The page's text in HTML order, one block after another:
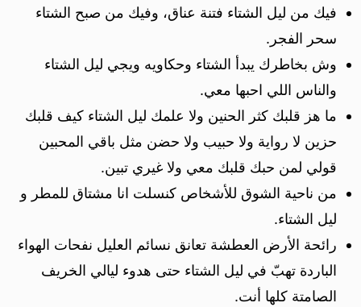
فيك من ليل الشتاء فتنة عناق، وفيك من صبح الشتاء
سحر الفجر.
وش بخاطرك يبدأ الشتاء وحكاويه ويجي ليل الشتاء
والناس اللي احبها معي.
ما هز قلبك كثر الحنين ولا علمك ليل الشتاء كيف قلبك
حزين لا رواية ولا حبيب ولا حضن مثل باقي المحبين
قولي لمن حبك قلبك معي ولا غيري تبين.
من ناحية الشوق للأشخاص كنسلت انا مشتاق للمطر و
ليل الشتاء.
رائحة الأرض العطشة تعانق نسائم العليل نفحات الهواء
الباردة تهبّ في ليل الشتاء حتى هدوء ليالي الخريف
الصامتة كلها أنت.